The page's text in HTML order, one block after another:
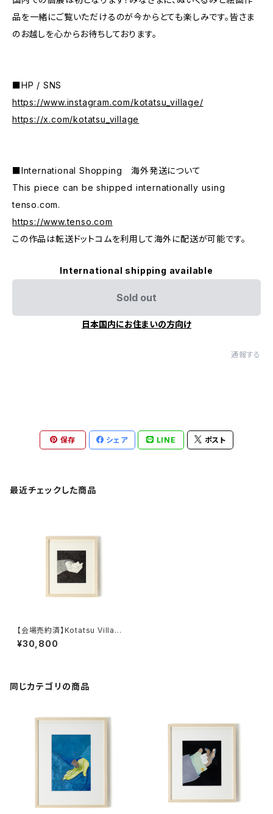
品を一緒にご覧いただけるのが今からとても楽しみです。皆さま
のお越しを心からお待ちしております。
■HP / SNS
https://www.instagram.com/kotatsu_village/
https://x.com/kotatsu_village
■International Shopping 海外発送について
This piece can be shipped internationally using
tenso.com.
https://www.tenso.com
この作品は転送ドットコムを利用して海外に配送が可能です。
International shipping available
Sold out
日本国内にお住まいの方向け
通報する
保存 シェア LINE ポスト
最近チェックした商品
【会場売約済】Kotatsu Village
原画S 「Cuddle」額装込み
¥30,800
同じカテゴリの商品